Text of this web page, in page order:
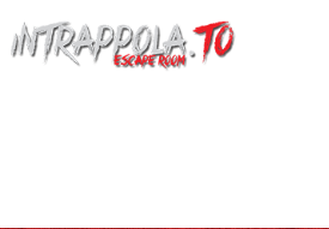
"Organization", "url": "https://
"https://intrappola.to/assets/img/